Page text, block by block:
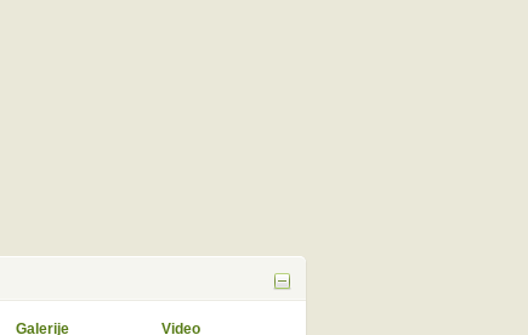
Galerije Video